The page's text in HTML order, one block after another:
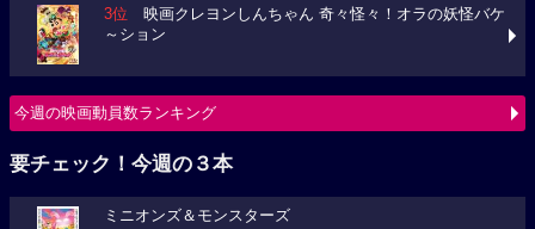
3位 映画クレヨンしんちゃん 奇々怪々！オラの妖怪バケ
～ション
今週の映画動員数ランキング
要チェック！今週の３本
ミニオンズ＆モンスターズ